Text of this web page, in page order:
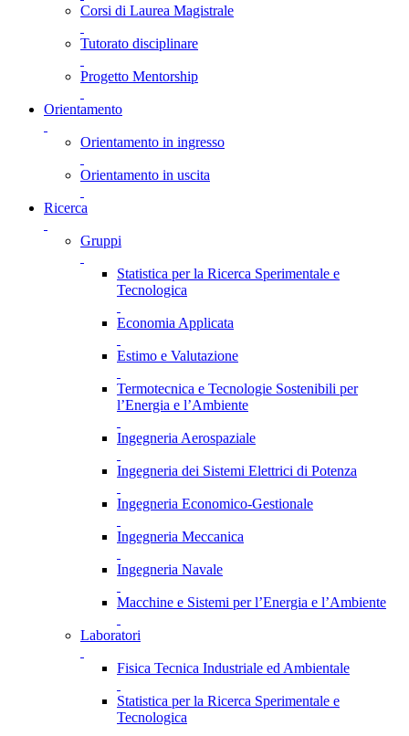
Corsi di Laurea Magistrale
Tutorato disciplinare
Progetto Mentorship
Orientamento
Orientamento in ingresso
Orientamento in uscita
Ricerca
Gruppi
Statistica per la Ricerca Sperimentale e
Tecnologica
Economia Applicata
Estimo e Valutazione
Termotecnica e Tecnologie Sostenibili per
l’Energia e l’Ambiente
Ingegneria Aerospaziale
Ingegneria dei Sistemi Elettrici di Potenza
Ingegneria Economico-Gestionale
Ingegneria Meccanica
Ingegneria Navale
Macchine e Sistemi per l’Energia e l’Ambiente
Laboratori
Fisica Tecnica Industriale ed Ambientale
Statistica per la Ricerca Sperimentale e
Tecnologica